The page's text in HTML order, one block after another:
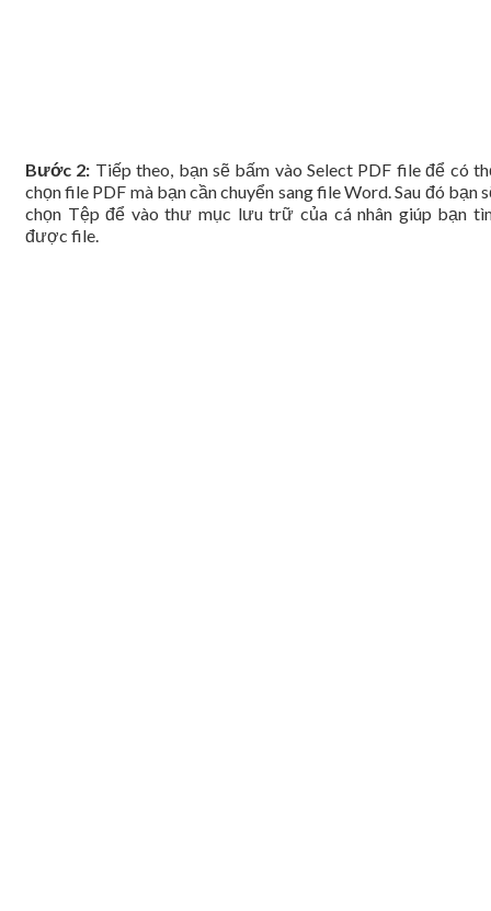
Bước 2: Tiếp theo, bạn sẽ bấm vào Select PDF file để có
chọn file PDF mà bạn cần chuyển sang file Word. Sau đó bạn
chọn Tệp để vào thư mục lưu trữ của cá nhân giúp bạn
được file.